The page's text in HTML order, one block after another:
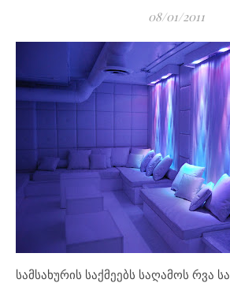
08/01/2011
სამსახურის საქმეებს საღამოს რვა